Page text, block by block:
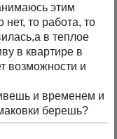
этим
то работа, то
в теплое
в квартире в
возможности и
и временем и
берешь?